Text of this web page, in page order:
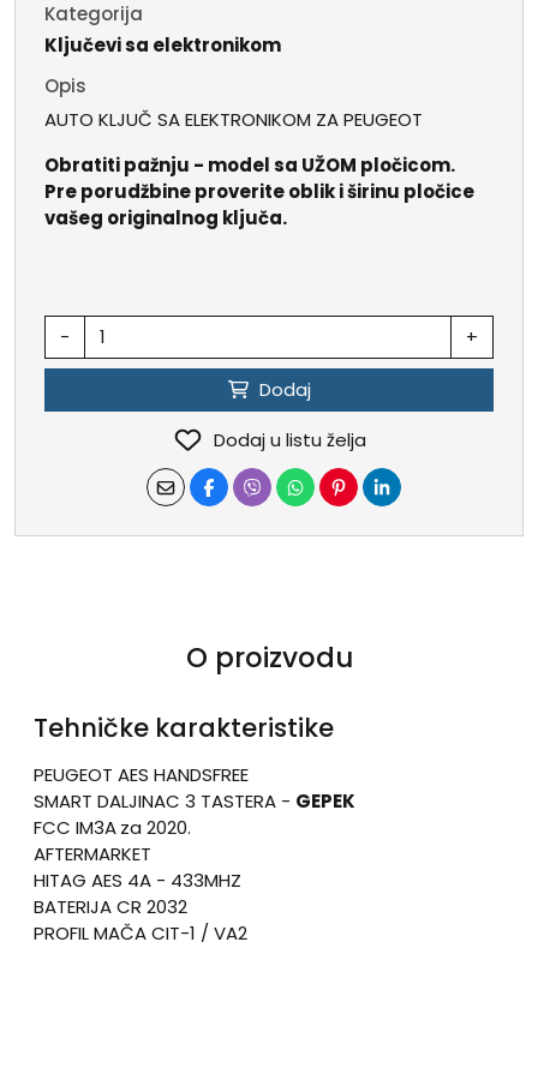
Kategorija
Ključevi sa elektronikom
Opis
AUTO KLJUČ SA ELEKTRONIKOM ZA PEUGEOT
Obratiti pažnju - model sa UŽOM pločicom.
Pre porudžbine proverite oblik i širinu pločice
vašeg originalnog ključa.
- +
Dodaj
Dodaj u listu želja
O proizvodu
Tehničke karakteristike
PEUGEOT AES HANDSFREE
SMART DALJINAC 3 TASTERA - GEPEK
FCC IM3Aza 2020.
AFTERMARKET
HITAG AES 4A - 433MHZ
BATERIJA CR 2032
PROFIL MAČA CIT-1 / VA2